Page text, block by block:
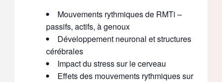
Mouvements rythmiques de RMTi –
passifs, actifs, à genoux
Développement neuronal et structures
cérébrales
Impact du stress sur le cerveau
Effets des mouvements rythmiques sur